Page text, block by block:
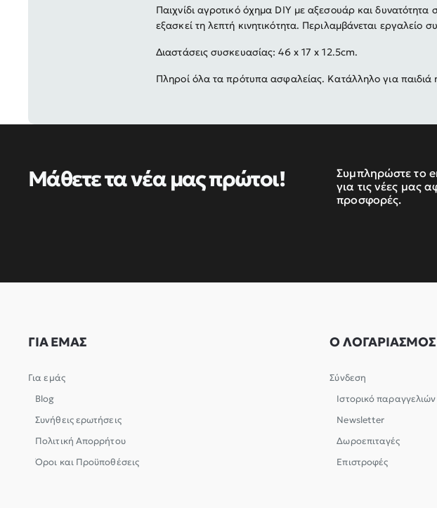
Παιχνίδι αγροτικό όχημα DIY με αξεσουάρ και
εξασκεί τη λεπτή κινητικότητα. Περιλαμβάνεται εργαλείο
Διαστάσεις συσκευασίας: 46 x 17 x 12.5cm.
Πληροί όλα τα πρότυπα ασφαλείας. Κατάλληλο για παιδιά
Μάθετε τα νέα μας πρώτοι!
Συμπληρώστε το
για τις νέες μας
προσφορές.
ΓΙΑ ΕΜΑΣ
Για εμάς
Blog
Συνήθεις ερωτήσεις
Πολιτική Απορρήτου
Όροι και Προϋποθέσεις
Ο
Σύνδεση
Ιστορικό παραγγελιών
Newsletter
Δωροεπιταγές
Επιστροφές